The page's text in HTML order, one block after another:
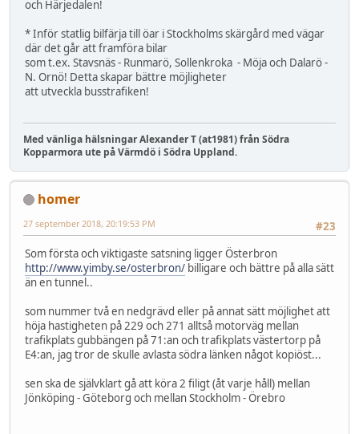
och Härjedalen!
* Inför statlig bilfärja till öar i Stockholms skärgård med vägar
där det går att framföra bilar
som t.ex. Stavsnäs - Runmarö, Sollenkroka - Möja och Dalarö -
N. Ornö! Detta skapar bättre möjligheter
att utveckla busstrafiken!
Med vänliga hälsningar Alexander T (at1981) från Södra
Kopparmora ute på Värmdö i Södra Uppland.
homer
#23
27 september 2018, 20:19:53 PM
Som första och viktigaste satsning ligger Österbron
http://www.yimby.se/osterbron/ billigare och bättre på alla sätt
än en tunnel..
som nummer två en nedgrävd eller på annat sätt möjlighet att
höja hastigheten på 229 och 271 alltså motorväg mellan
trafikplats gubbängen på 71:an och trafikplats västertorp på
E4:an, jag tror de skulle avlasta södra länken något kopiöst...
sen ska de självklart gå att köra 2 filigt (åt varje håll) mellan
Jönköping - Göteborg och mellan Stockholm - Örebro